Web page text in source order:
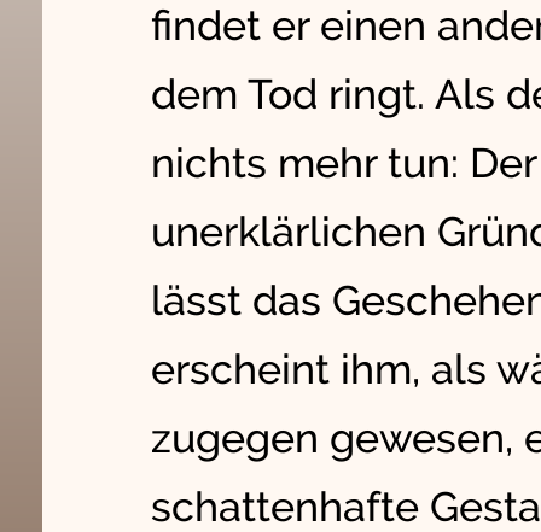
findet er einen
dem Tod ringt. Als
nichts mehr tun:
unerklärlichen
lässt das
erscheint ihm, als
zugegen gewesen,
schattenhafte